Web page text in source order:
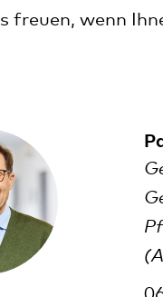
freuen, wenn